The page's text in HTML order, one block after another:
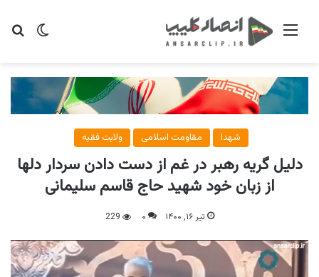
تغییر منو
شهدا مقاومت اسلامی ولایت فقیه
دلیل گریه رهبر در غم از دست دادن سردار دلها
از زبان خود شهید حاج قاسم سلیمانی
تیر ۱۶, ۱۴۰۰ ۰ 229
نمایشگر
ویدیو